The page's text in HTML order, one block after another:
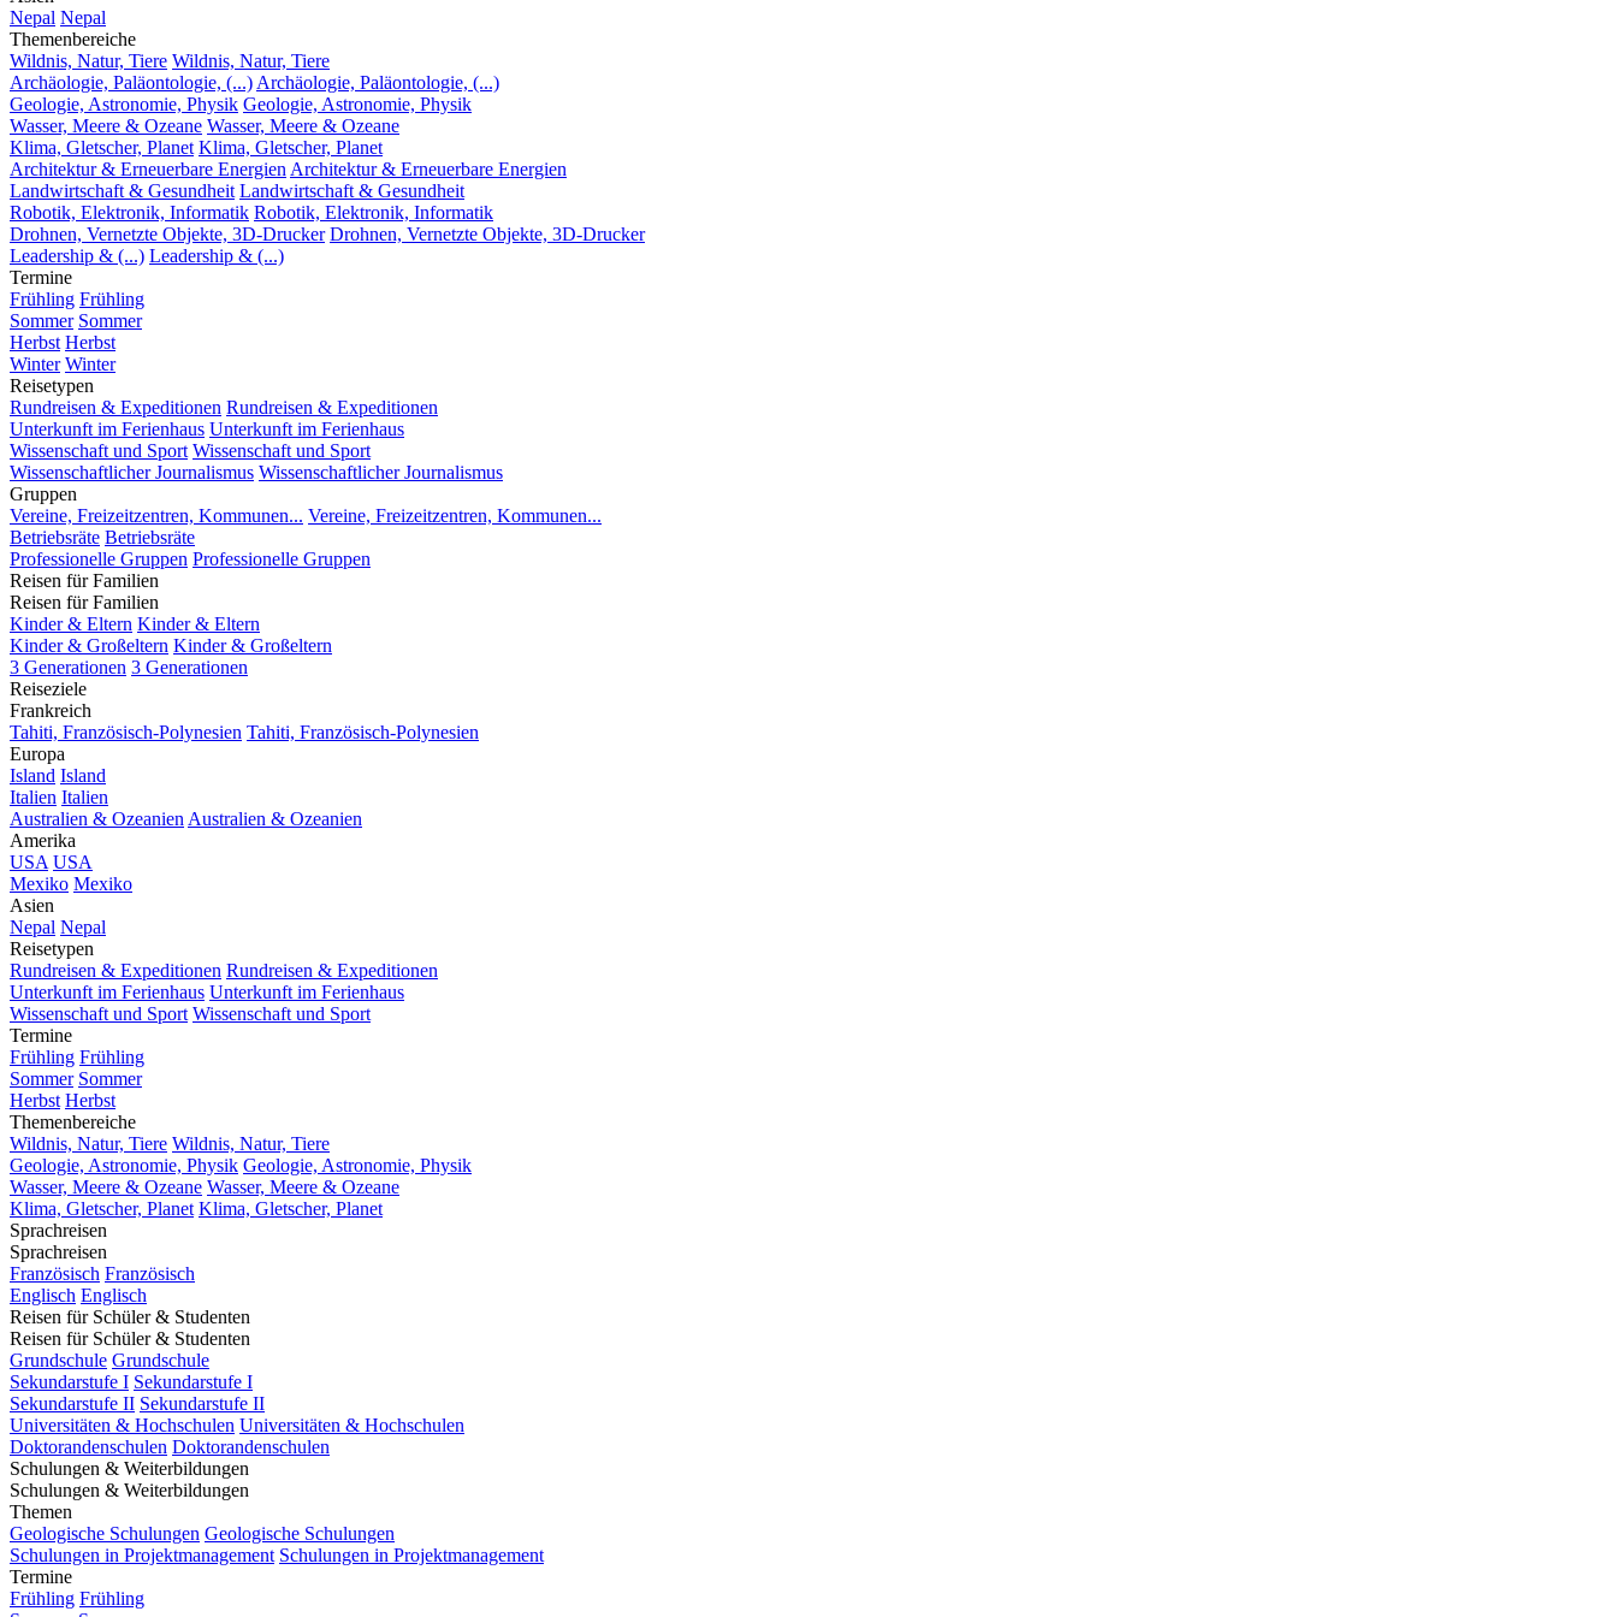
Nepal Nepal
Themenbereiche
Wildnis, Natur, Tiere Wildnis, Natur, Tiere
Archäologie, Paläontologie, (...) Archäologie, Paläontologie, (...)
Geologie, Astronomie, Physik Geologie, Astronomie, Physik
Wasser, Meere & Ozeane Wasser, Meere & Ozeane
Klima, Gletscher, Planet Klima, Gletscher, Planet
Architektur & Erneuerbare Energien Architektur & Erneuerbare Energien
Landwirtschaft & Gesundheit Landwirtschaft & Gesundheit
Robotik, Elektronik, Informatik Robotik, Elektronik, Informatik
Drohnen, Vernetzte Objekte, 3D-Drucker Drohnen, Vernetzte Objekte, 3D-Drucker
Leadership & (...) Leadership & (...)
Termine
Frühling Frühling
Sommer Sommer
Herbst Herbst
Winter Winter
Reisetypen
Rundreisen & Expeditionen Rundreisen & Expeditionen
Unterkunft im Ferienhaus Unterkunft im Ferienhaus
Wissenschaft und Sport Wissenschaft und Sport
Wissenschaftlicher Journalismus Wissenschaftlicher Journalismus
Gruppen
Vereine, Freizeitzentren, Kommunen... Vereine, Freizeitzentren, Kommunen...
Betriebsräte Betriebsräte
Professionelle Gruppen Professionelle Gruppen
Reisen für Familien
Reisen für Familien
Kinder & Eltern Kinder & Eltern
Kinder & Großeltern Kinder & Großeltern
3 Generationen 3 Generationen
Reiseziele
Frankreich
Tahiti, Französisch-Polynesien Tahiti, Französisch-Polynesien
Europa
Island Island
Italien Italien
Australien & Ozeanien Australien & Ozeanien
Amerika
USA USA
Mexiko Mexiko
Asien
Nepal Nepal
Reisetypen
Rundreisen & Expeditionen Rundreisen & Expeditionen
Unterkunft im Ferienhaus Unterkunft im Ferienhaus
Wissenschaft und Sport Wissenschaft und Sport
Termine
Frühling Frühling
Sommer Sommer
Herbst Herbst
Themenbereiche
Wildnis, Natur, Tiere Wildnis, Natur, Tiere
Geologie, Astronomie, Physik Geologie, Astronomie, Physik
Wasser, Meere & Ozeane Wasser, Meere & Ozeane
Klima, Gletscher, Planet Klima, Gletscher, Planet
Sprachreisen
Sprachreisen
Französisch Französisch
Englisch Englisch
Reisen für Schüler & Studenten
Reisen für Schüler & Studenten
Grundschule Grundschule
Sekundarstufe I Sekundarstufe I
Sekundarstufe II Sekundarstufe II
Universitäten & Hochschulen Universitäten & Hochschulen
Doktorandenschulen Doktorandenschulen
Schulungen & Weiterbildungen
Schulungen & Weiterbildungen
Themen
Geologische Schulungen Geologische Schulungen
Schulungen in Projektmanagement Schulungen in Projektmanagement
Termine
Frühling Frühling